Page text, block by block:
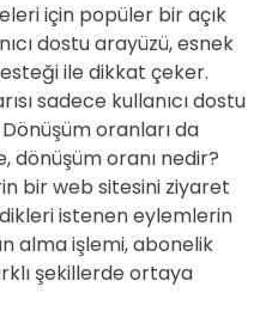
için popüler bir açık
dostu arayüzü, esnek
ile dikkat çeker.
sadece kullanıcı dostu
oranları da
dönüşüm oranı nedir?
bir web sitesini ziyaret
istenen eylemlerin
alma işlemi, abonelik
şekillerde ortaya